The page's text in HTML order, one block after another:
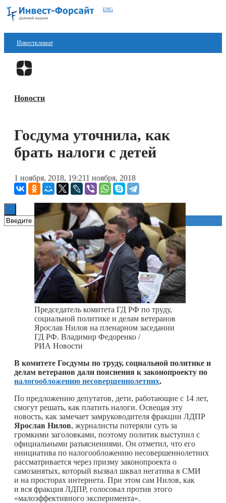
ENG
Инвестклимат
Финансы
Блокчейн
Технологии
Книги
Новости
Госдума уточнила, как
брать налоги с детей
1 ноября, 2018, 19:211 ноября, 2018
Председатель комитета ГД РФ по труду,
социальной политике и делам ветеранов
Ярослав Нилов на пленарном заседании
ГД РФ. Владимир Федоренко /
РИА Новости
В комитете Госдумы по труду, социальной политике и
делам ветеранов дали пояснения к законопроекту по
налогообложению несовершеннолетних.
По предложению депутатов, дети, работающие с 14 лет,
смогут решать, как платить налоги. Освещая эту
новость, как замечает замруководителя фракции ЛДПР
Ярослав Нилов, журналисты потеряли суть за
громкими заголовками, поэтому политик выступил с
официальными разъяснениями. Он отметил, что его
инициатива по налогообложению несовершеннолетних
рассматривается через призму законопроекта о
самозанятых, который вызвал шквал негатива в СМИ
и на просторах интернета. При этом сам Нилов, как
и вся фракция ЛДПР, голосовал против этого
«малоэффективного эксперимента».